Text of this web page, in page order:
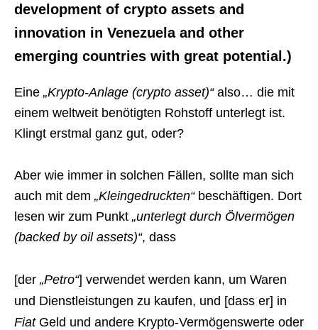
development of crypto assets and
innovation in Venezuela and other
emerging countries with great potential.)
Eine „Krypto-Anlage (crypto asset)“also… die mit
einem weltweit benötigten Rohstoff unterlegt ist.
Klingt erstmal ganz gut, oder?
Aber wie immer in solchen Fällen, sollte man sich
auch mit dem „Kleingedruckten“beschäftigen. Dort
lesen wir zum Punkt „unterlegt durch Ölvermögen
(backed by oil assets)“, dass
[der „Petro“] verwendet werden kann, um Waren
und Dienstleistungen zu kaufen, und [dass er] in
FiatGeld und andere Krypto-Vermögenswerte oder